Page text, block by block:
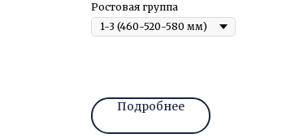
Ростовая группа
Подробнее